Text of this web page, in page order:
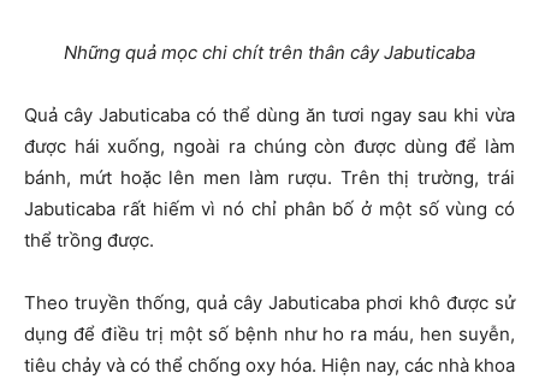
Những quả mọc chi chít trên thân cây Jabuticaba
Quả cây Jabuticaba có thể dùng ăn tươi ngay sau khi vừa
được hái xuống, ngoài ra chúng còn được dùng để làm
bánh, mứt hoặc lên men làm rượu. Trên thị trường, trái
Jabuticaba rất hiếm vì nó chỉ phân bố ở một số vùng có
thể trồng được.
Theo truyền thống, quả cây Jabuticaba phơi khô được sử
dụng để điều trị một số bệnh như ho ra máu, hen suyễn,
tiêu chảy và có thể chống oxy hóa. Hiện nay, các nhà khoa